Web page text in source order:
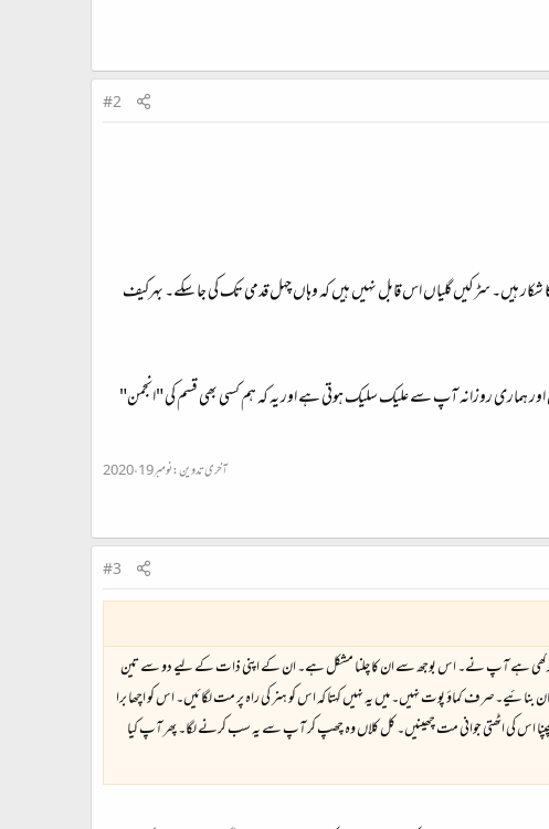
#2
ہیں۔ سڑکیں گلیاں اس قابل نہیں ہیں کہ وہاں چہل قدمی تک کی جا سکے۔ بہرکیف
ہماری روزانہ آپ سے علیک سلیک ہوتی ہے اور یہ کہ ہم کسی بھی قسم کی "انجمن"
آخری تدوین:نومبر 19، 2020
#3
لاد رکھی ہے آپ نے۔ اس بوجھ سے ان کا چلنا مشکل ہے۔ ان کے اپنی ذات کے لیے دو سے تین
کماؤ پوت نہیں۔ میں یہ نہیں کہتا کہ اس کو ہنر کی راہ پر مت لگائیں۔ اس کو اچھا برا
اس کی اٹھتی جوانی مت چھینیں۔ کل کلاں وہ چھپ کر آپ سے یہ سب کرنے لگا۔ پھر آپ کیا